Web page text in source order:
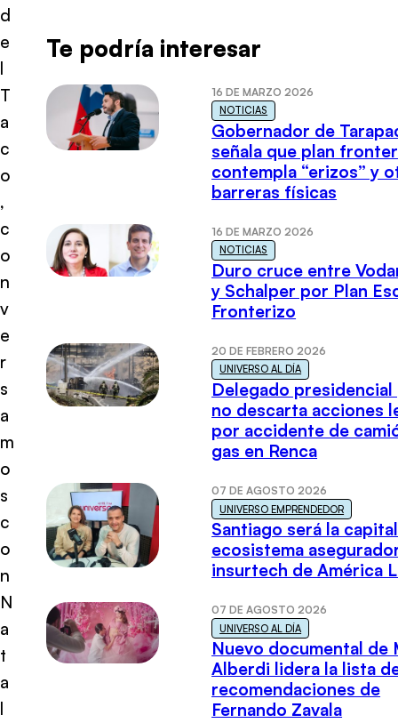
d
e
l
T
a
c
o
,
c
o
n
v
e
r
s
a
m
o
s
c
o
n
N
a
t
a
l
Te podría interesar
16 DE MARZO 2026
NOTICIAS
Gobernador de
señala que plan
contempla “erizos” y
barreras físicas
16 DE MARZO 2026
NOTICIAS
Duro cruce entre
y Schalper por Plan
Fronterizo
20 DE FEBRERO 2026
UNIVERSO AL DÍA
Delegado presidencial
no descarta acciones
por accidente de
gas en Renca
07 DE AGOSTO 2026
UNIVERSO EMPRENDEDOR
Santiago será la
ecosistema
insurtech de América
07 DE AGOSTO 2026
UNIVERSO AL DÍA
Nuevo documental de
Alberdi lidera la lista
recomendaciones de
Fernando Zavala